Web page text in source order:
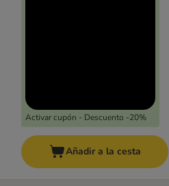
Activar cupón - Descuento -20%
Añadir a la cesta